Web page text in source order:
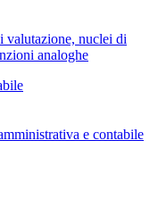
valutazione, nuclei di
analoghe
e contabile